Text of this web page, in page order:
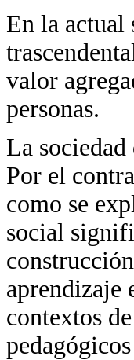
En la actual
valor
personas.
La
Por el
como se
social
aprendizaje
contextos